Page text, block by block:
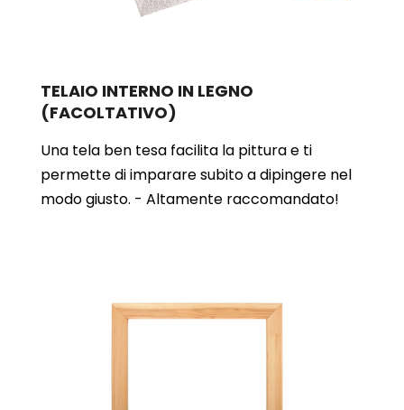
TELAIO INTERNO IN LEGNO
(FACOLTATIVO)
Una tela ben tesa facilita la pittura e ti
permette di imparare subito a dipingere nel
modo giusto. - Altamente raccomandato!